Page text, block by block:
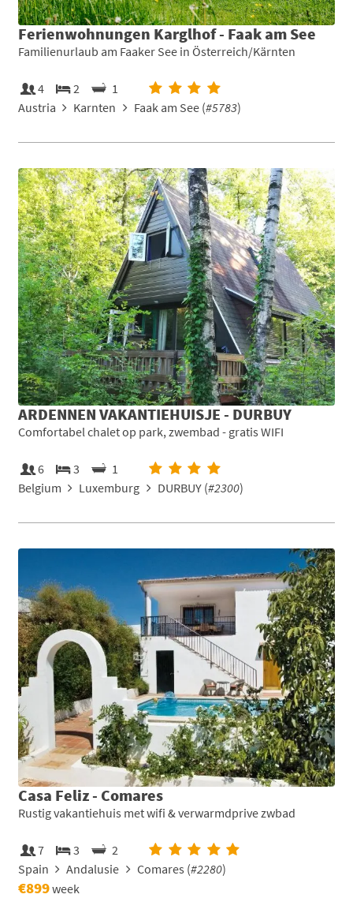
Ferienwohnungen Karglhof - Faak am See
Familienurlaub am Faaker See in Österreich/Kärnten
4 2
1
Austria
Karnten Faak am See (#5783)
ARDENNEN VAKANTIEHUISJE - DURBUY
Comfortabel chalet op park, zwembad - gratis WIFI
6 3
1
Belgium
Luxemburg DURBUY (#2300)
Casa Feliz - Comares
Rustig vakantiehuis met wifi & verwarmdprive zwbad
7 3
2
Spain
Andalusie Comares (#2280)
€899week